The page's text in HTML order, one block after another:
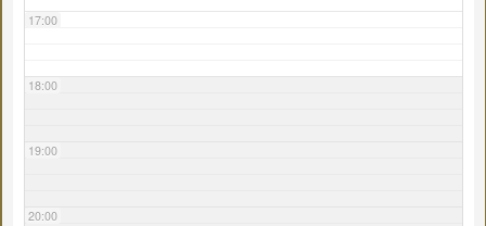
17:00
18:00
19:00
20:00